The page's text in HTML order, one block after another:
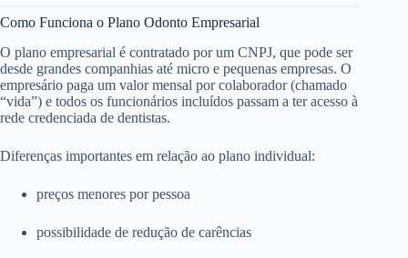
Como Funciona o Plano Odonto Empresarial
O plano empresarial é contratado por um CNPJ, que pode ser
desde grandes companhias até micro e pequenas empresas. O
empresário paga um valor mensal por colaborador (chamado
“vida”) e todos os funcionários incluídos passam a ter acesso à
rede credenciada de dentistas.
Diferenças importantes em relação ao plano individual:
preços menores por pessoa
possibilidade de redução de carências